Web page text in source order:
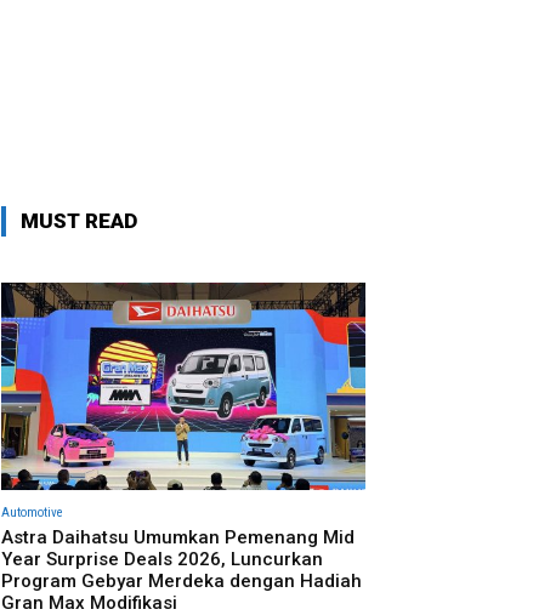
MUST READ
Automotive
Astra Daihatsu Umumkan Pemenang Mid
Year Surprise Deals 2026, Luncurkan
Program Gebyar Merdeka dengan Hadiah
Gran Max Modifikasi